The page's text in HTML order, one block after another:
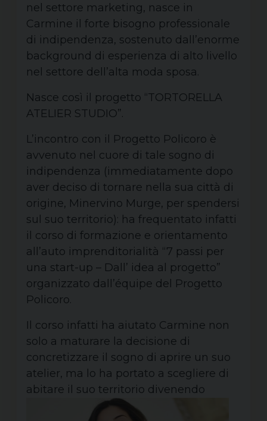
nel settore marketing, nasce in
Carmine il forte bisogno professionale
di indipendenza, sostenuto dall’enorme
background di esperienza di alto livello
nel settore dell’alta moda sposa.
Nasce così il progetto “TORTORELLA
ATELIER STUDIO”.
L’incontro con il Progetto Policoro è
avvenuto nel cuore di tale sogno di
indipendenza (immediatamente dopo
aver deciso di tornare nella sua città di
origine, Minervino Murge, per spendersi
sul suo territorio): ha frequentato infatti
il corso di formazione e orientamento
all’auto imprenditorialità “7 passi per
una start-up – Dall’ idea al progetto”
organizzato dall’équipe del Progetto
Policoro.
Il corso infatti ha aiutato Carmine non
solo a maturare la decisione di
concretizzare il sogno di aprire un suo
atelier, ma lo ha portato a scegliere di
abitare il suo territorio divenendo